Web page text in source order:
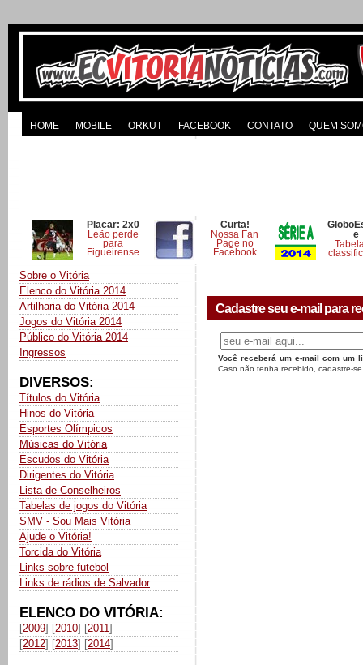
HOME MOBILE ORKUT FACEBOOK CONTATO QUEM
Placar: 2x0
Leão perde
para
Figueirense
Curta!
Nossa Fan
Page no
Facebook
e
Sobre o Vitória
Elenco do Vitória 2014
Artilharia do Vitória 2014
Jogos do Vitória 2014
Público do Vitória 2014
Ingressos
DIVERSOS:
Títulos do Vitória
Hinos do Vitória
Esportes Olímpicos
Músicas do Vitória
Escudos do Vitória
Dirigentes do Vitória
Lista de Conselheiros
Tabelas de jogos do Vitória
SMV - Sou Mais Vitória
Ajude o Vitória!
Torcida do Vitória
Links sobre futebol
Links de rádios de Salvador
ELENCO DO VITÓRIA:
[2009] [2010] [2011]
[2012] [2013] [2014]
Cadastre seu e-mail para
Você receberá um e-mail com um
Caso não tenha recebido, cadastre-